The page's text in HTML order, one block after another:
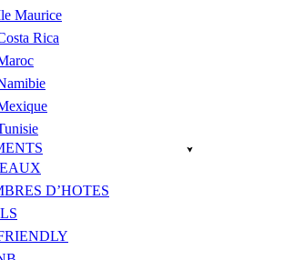
Maurice
Rica
D’HOTES